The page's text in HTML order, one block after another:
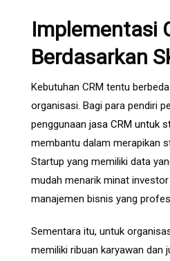
Implementasi
Berdasarkan
Kebutuhan CRM tentu
organisasi. Bagi para pendiri
penggunaan jasa CRM untuk
membantu dalam merapikan
Startup yang memiliki data
mudah menarik minat
manajemen bisnis yang
Sementara itu, untuk
memiliki ribuan karyawan dan